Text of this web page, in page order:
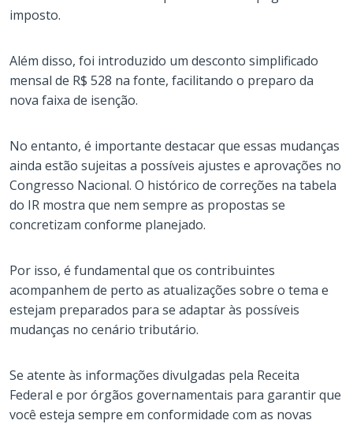
imposto.
Além disso, foi introduzido um desconto simplificado
mensal de R$ 528 na fonte, facilitando o preparo da
nova faixa de isenção.
No entanto, é importante destacar que essas mudanças
ainda estão sujeitas a possíveis ajustes e aprovações no
Congresso Nacional. O histórico de correções na tabela
do IR mostra que nem sempre as propostas se
concretizam conforme planejado.
Por isso, é fundamental que os contribuintes
acompanhem de perto as atualizações sobre o tema e
estejam preparados para se adaptar às possíveis
mudanças no cenário tributário.
Se atente às informações divulgadas pela Receita
Federal e por órgãos governamentais para garantir que
você esteja sempre em conformidade com as novas